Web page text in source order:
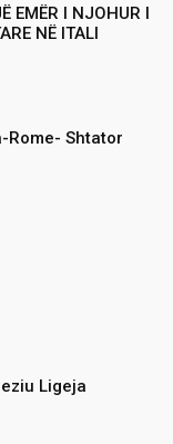
EMËR I NJOHUR I
NË ITALI
Rome- Shtator
Ligeja